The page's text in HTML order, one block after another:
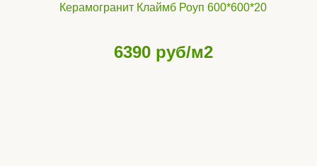
Керамогранит Клаймб Роуп 600*600*20
6390 руб/м2